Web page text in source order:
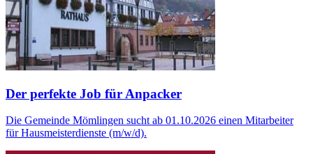
Der perfekte Job für Anpacker
Die Gemeinde Mömlingen sucht ab 01.10.2026 einen Mitarbeiter
für Hausmeisterdienste (m/w/d).